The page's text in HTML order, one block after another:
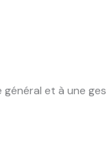
et à une